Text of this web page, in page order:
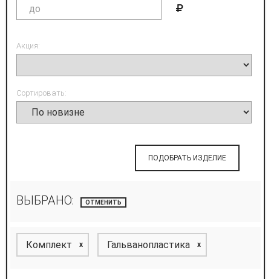
Акция:
Сортировать:
ПОДОБРАТЬ ИЗДЕЛИЕ
ВЫБРАНО: ОТМЕНИТЬ
Комплект x Гальванопластика x